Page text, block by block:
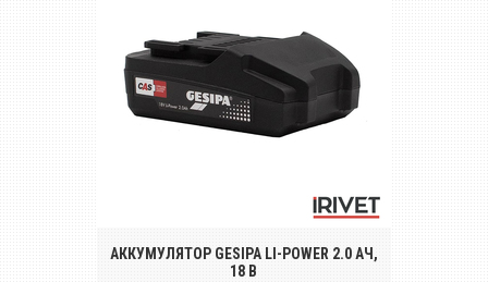
АККУМУЛЯТОР GESIPA LI-POWER 2.0 АЧ,
18 В